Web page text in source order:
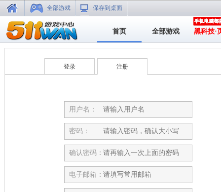
全部游戏 保存到桌面
首页 全部游戏 黑科技·
登录 注册
用户名：
密码：
确认密码：
电子邮箱：